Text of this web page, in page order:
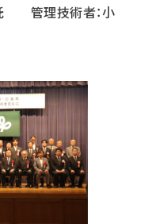
管理技術者：小